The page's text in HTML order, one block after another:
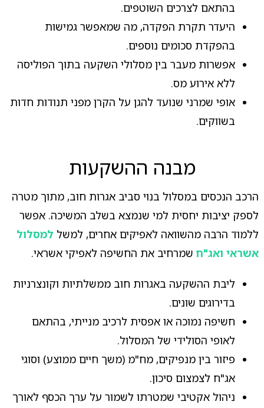
בהתאם לצרכים השוטפים.
היעדר תקרת הפקדה, מה שמאפשר גמישות
בהפקדת סכומים נוספים.
אפשרות מעבר בין מסלולי השקעה בתוך הפוליסה
ללא אירוע מס.
אופי שמרני שנועד להגן על הקרן מפני תנודות חדות
בשווקים.
מבנה ההשקעות
הרכב הנכסים במסלול בנוי סביב אגרות חוב, מתוך מטרה
לספק יציבות יחסית למי שנמצא בשלב המשיכה. אפשר
ללמוד הרבה מהשוואה לאפיקים אחרים, למשל למסלול
אשראי ואג"חשמרחיב את החשיפה לאפיקי אשראי.
ליבת ההשקעה באגרות חוב ממשלתיות וקונצרניות
בדירוגים שונים.
חשיפה נמוכה או אפסית לרכיב מנייתי, בהתאם
לאופי הסולידי של המסלול.
פיזור בין מנפיקים, מח"מ (משך חיים ממוצע) וסוגי
אג"ח לצמצום סיכון.
ניהול אקטיבי שמטרתו לשמור על ערך הכסף לאורך